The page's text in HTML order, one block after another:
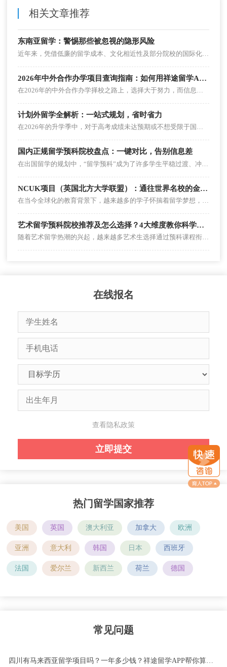
相关文章推荐
东南亚留学：警惕那些被忽视的隐形风险
2026年中外合作办学项目查询指南：如何用祥途留学APP避坑选校
在2026年的中外合作办学择校之路上，选择大于努力，而信息准确是选择的前提。借助祥途留学APP的双数据库资源、智能匹配筛选功能以及专业的在线顾问服务，广大留学生家庭可以更高效地找到适合自己的项目，把每一分预算都花在刀刃上，为未来的留学之路保驾护航。
计划外留学全解析：一站式规划，省时省力
在2026年的升学季中，对于高考成绩未达预期或不想受限于国内统招体系的家庭来说，“计划外留学”正成为一条备受瞩目的逆袭赛道。然而，由于计划外项目多由院校自主招生，不依赖高考分数，这也导致市面上充斥着大量虚假宣传与“割韭菜”陷阱。如何在这条赛道上安全、高效地规划？今天，我们将为您全面解析计划外留学的核心逻辑，并教您如何利用计划外留学一站式服务平台——祥途留学APP，轻松避坑，省时省力。
国内正规留学预科院校盘点：一键对比，告别信息差
NCUK项目（英国北方大学联盟）：通往世界名校的金色桥梁
在当今全球化的教育背景下，越来越多的学子怀揣着留学梦想，期望在国际舞台上拓展视野、提升自我。而英国北方大学联盟（NCUK）项目，宛如一座精心搭建的金色桥梁，为广大学子铺就了一条通往世界名校的便捷之路。那么，NCUK 项目究竟是什么呢？它又有着怎样独特的魅力和优势呢？
艺术留学预科院校推荐及怎么选择？4大维度教你科学选择
随着艺术留学热潮的兴起，越来越多艺术生选择通过预科课程衔接海外名校，既能弥补语言和专业差距，又能提前适应国外教学模式。但面对市面上五花八门的预科项目，很多学生和家长都会陷入 “选院校”“怎么选” 的困境。本文将详细盘点国内外优质艺术留学预科院校，并分享 4 个核心选择维度，帮你避开误区、精准匹配。
在线报名
查看隐私政策
热门留学国家推荐
美国 英国 澳大利亚 加拿大 欧洲
亚洲 意大利 韩国 日本 西班牙
法国 爱尔兰 新西兰 荷兰 德国
常见问题
四川有马来西亚留学项目吗？一年多少钱？祥途留学APP帮你算清这笔账！